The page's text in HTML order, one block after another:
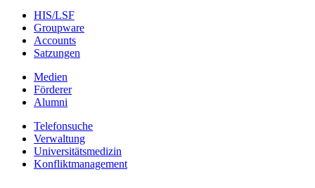
HIS/LSF
Groupware
Accounts
Satzungen
Medien
Förderer
Alumni
Telefonsuche
Verwaltung
Universitätsmedizin
Konfliktmanagement